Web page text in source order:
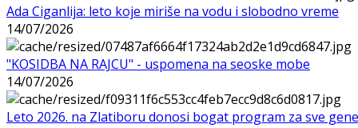
Ada Ciganlija: leto koje miriše na vodu i slobodno vreme
14/07/2026
"KOSIDBA NA RAJCU" - uspomena na seoske mobe
14/07/2026
Leto 2026. na Zlatiboru donosi bogat program za sve